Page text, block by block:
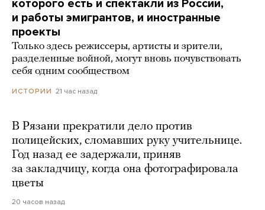
которого есть и спектакли из России,
и работы эмигрантов, и иностранные
проекты
Только здесь режиссеры, артисты и зрители,
разделенные войной, могут вновь почувствовать
себя одним сообществом
ИСТОРИИ 21 час назад
В Рязани прекратили дело против
полицейских, сломавших руку учительнице.
Год назад ее задержали, приняв
за закладчицу, когда она фотографировала
цветы
20 часов назад